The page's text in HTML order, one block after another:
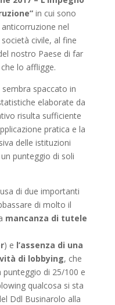
in cui sono
nel
civile, al fine
nostro Paese di far
lo affligge.
spaccato in
elaborate da
risulta sufficiente
pratica e la
delle istituzioni
punteggio di soli
di due importanti
di molto il
mancanza di tutele
) e l’assenza di una
di lobbying, che
di 25/100 e
qualcosa si sta
Ddl Businarolo alla